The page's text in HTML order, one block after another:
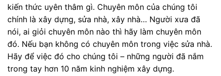
kiến thức uyên thâm gì. Chuyên môn của chúng tôi
chính là xây dựng, sửa nhà, xây nhà… Người xưa đã
nói, ai giỏi chuyên môn nào thì hãy làm chuyên môn
đó. Nếu bạn không có chuyên môn trong việc sửa nhà.
Hãy để việc đó cho chúng tôi – những người đã nắm
trong tay hơn 10 năm kinh nghiệm xây dựng.